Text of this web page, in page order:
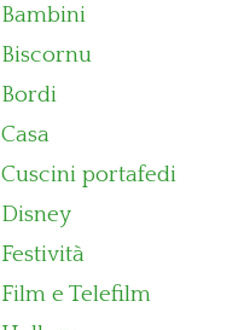
Bambini
Biscornu
Bordi
Casa
Cuscini portafedi
Disney
Festività
Film e Telefilm